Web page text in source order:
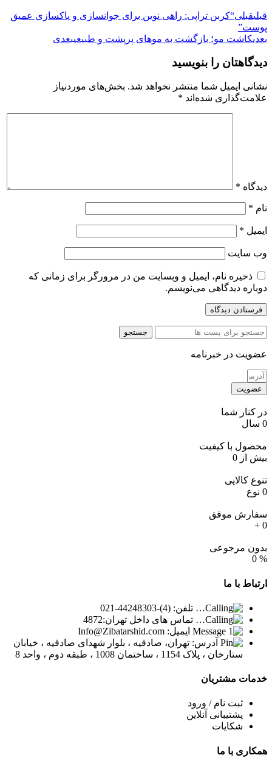
قبلیقبلی“کربن تراپی: راهی نوین برای جوانسازی و پاکسازی عمیق
پوست”
بعدیکاشت مو؛ بازگشت به موهای پرپشت و طبیعیبعدی
دیدگاهتان را بنویسید
نشانی ایمیل شما منتشر نخواهد شد. بخش‌های موردنیاز
علامت‌گذاری شده‌اند *
دیدگاه *
نام *
ایمیل *
وب‌ سایت
ذخیره نام، ایمیل و وبسایت من در مرورگر برای زمانی که
دوباره دیدگاهی می‌نویسم.
جستجو
عضویت در خبرنامه
عضویت
در کنار شما
0 سال
محصول با کیفیت
بیش از 0
تنوع کالایی
0 نوع
سفارش موفق
0
+
بدون مرجوعی
%
0
ارتباط با ما
تلفن: (4)-44248303-021
تماس های داخل تهران:4872
ایمیل: Info@Zibatarshid.com
آدرس: تهران، صادقیه ، بلوار شهدای صادقیه ، خیابان
ستارخان ، پلاک 1154 ، ساختمان 1008 ، طبقه دوم ، واحد 8
خدمات مشتریان
ثبت نام / ورود
پشتیبانی آنلاین
شکایات
همکاری با ما